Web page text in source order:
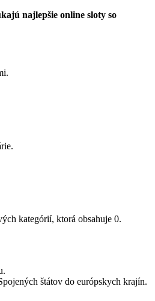
najlepšie online sloty so
kategórií, ktorá obsahuje 0.
štátov do európskych krajín.